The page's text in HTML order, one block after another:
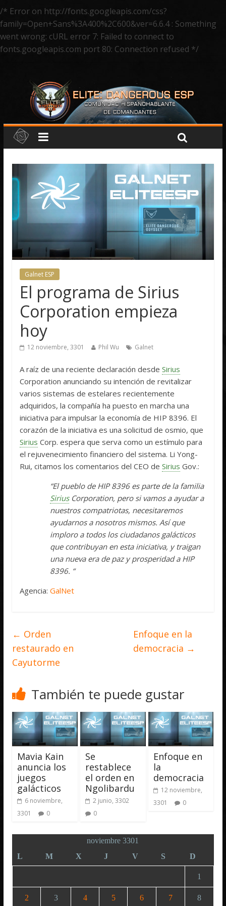
/* Error on http://fonts.googleapis.com/css?
family=Open+Sans%3A400%2C600&ver=6.6.4 : Something
went wrong: cURL error 7: Failed to connect to
fonts.googleapis.com port 80: Connection refused */
Galnet ESP
El programa de Sirius
Corporation empieza
hoy
12 noviembre, 3301 Phil Wu Galnet
A raíz de una reciente declaración desdeSirius
Corporation anunciando su intención de revitalizar
varios sistemas de estelares recientemente
adquiridos, la compañía ha puesto en marcha una
iniciativa para impulsar la economía de HIP 8396. El
corazón de la iniciativa es una solicitud de osmio, que
Sirius Corp. espera que serva como un estímulo para
el rejuvenecimiento financiero del sistema. Li Yong-
Rui, citamos los comentarios del CEO deSirius Gov.:
“El pueblo de HIP 8396 es parte de la familia
SiriusCorporation, pero si vamos a ayudar a
nuestros compatriotas, necesitaremos
ayudarnos a nosotros mismos. Así que
imploro a todos los ciudadanos galácticos
que contribuyan en esta iniciativa, y traigan
una nueva era de paz y prosperidad a HIP
8396. “
Agencia:GalNet
← Orden
restaurado en
Cayutorme
Enfoque en la
democracia →
También te puede gustar
Mavia Kain
anuncia los
juegos
galácticos
6 noviembre,
3301
0
Se
restablece
el orden en
Ngolibardu
2 junio, 3302
0
Enfoque en
la
democracia
12 noviembre,
3301
0
noviembre 3301
L
M X J V S D
1
2 3 4 5 6 7 8